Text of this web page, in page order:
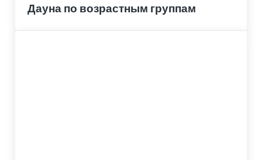
Дауна по возрастным группам